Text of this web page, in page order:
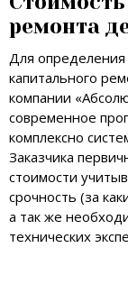
ремонта
Для определения
капитального
компании
современное
комплексно
Заказчика
стоимости
срочность (за
а так же
технических